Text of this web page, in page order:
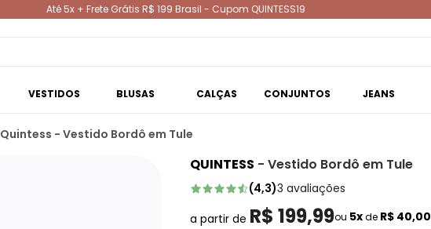
Até 5x + Frete Grátis R$ 199 Brasil - Cupom QUINTESS19
VESTIDOS BLUSAS CALÇAS CONJUNTOS JEANS
Quintess - Vestido Bordô em Tule
QUINTESS - Vestido Bordô em Tule
(4,3)3 avaliações
a partir de R$ 199,99ou 5xde R$ 40,00